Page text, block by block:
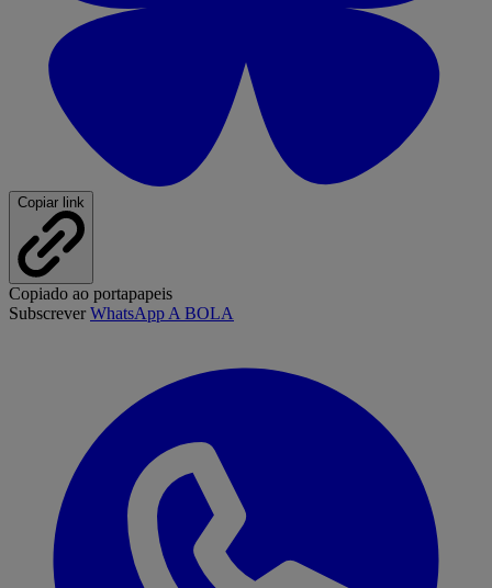
Copiar link
Copiado ao portapapeis
SubscreverWhatsApp A BOLA